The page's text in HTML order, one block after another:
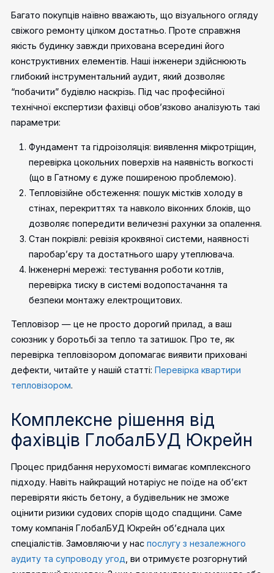
Багато покупців наївно вважають, що візуального огляду
свіжого ремонту цілком достатньо. Проте справжня
якість будинку завжди прихована всередині його
конструктивних елементів. Наші інженери здійснюють
глибокий інструментальний аудит, який дозволяє
“побачити” будівлю наскрізь. Під час професійної
технічної експертизи фахівці обов’язково аналізують такі
параметри:
Фундамент та гідроізоляція: виявлення мікротріщин,
перевірка цокольних поверхів на наявність вогкості
(що в Гатному є дуже поширеною проблемою).
Тепловізійне обстеження: пошук містків холоду в
стінах, перекриттях та навколо віконних блоків, що
дозволяє попередити величезні рахунки за опалення.
Стан покрівлі: ревізія кроквяної системи, наявності
паробар’єру та достатнього шару утеплювача.
Інженерні мережі: тестування роботи котлів,
перевірка тиску в системі водопостачання та
безпеки монтажу електрощитових.
Тепловізор — це не просто дорогий прилад, а ваш
союзник у боротьбі за тепло та затишок. Про те, як
перевірка тепловізором допомагає виявити приховані
дефекти, читайте у нашій статті:Перевірка квартири
тепловізором.
Комплексне рішення від
фахівців ГлобалБУД Юкрейн
Процес придбання нерухомості вимагає комплексного
підходу. Навіть найкращий нотаріус не поїде на об’єкт
перевіряти якість бетону, а будівельник не зможе
оцінити ризики судових спорів щодо спадщини. Саме
тому компанія ГлобалБУД Юкрейн об’єднала цих
спеціалістів. Замовляючи у нас послугу з незалежного
аудиту та супроводу угод , ви отримуєте розгорнутий